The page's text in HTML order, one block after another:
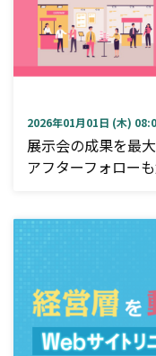
2026年01月01日 (木)
展示会の成果を最
アフターフォロー